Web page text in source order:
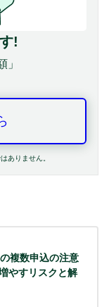
!
」
ありません。
複数申込の注意
やすリスクと解